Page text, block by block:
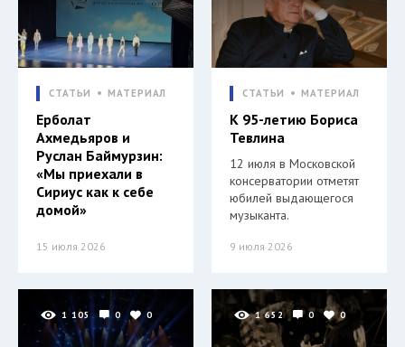
СТАТЬИ МАТЕРИАЛ
Ерболат
Ахмедьяров и
Руслан Баймурзин:
«Мы приехали в
Сириус как к себе
домой»
15 июля 2026
СТАТЬИ МАТЕРИАЛ
К 95-летию Бориса
Тевлина
12 июля в Московской
консерватории отметят
юбилей выдающегося
музыканта.
9 июля 2026
1 105 0 0 1 652 0 0